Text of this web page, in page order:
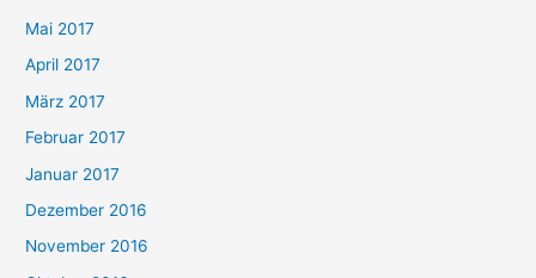
Mai 2017
April 2017
März 2017
Februar 2017
Januar 2017
Dezember 2016
November 2016